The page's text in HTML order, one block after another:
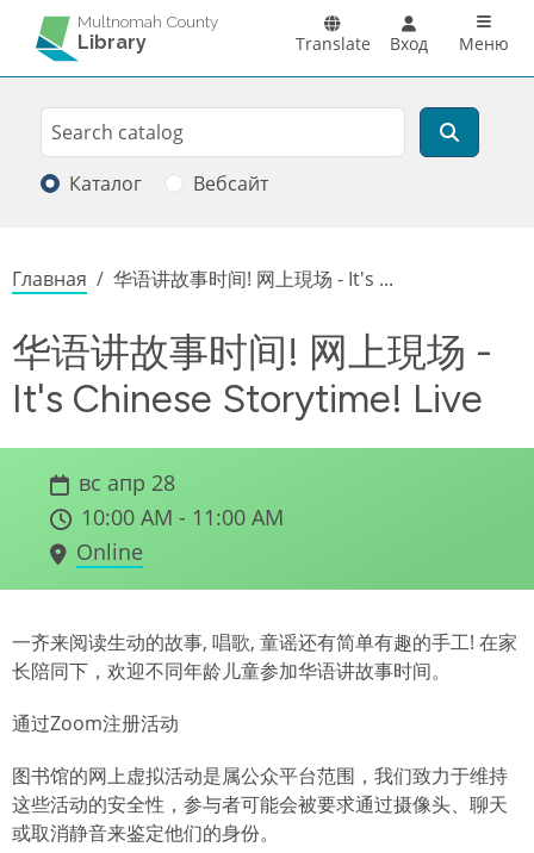
Перейти к основному содержанию
Multnomah County
Library Translate Вход Main
Меню
Search
Поиск
Каталог Вебсайт
Строка навигации
Главная 华语讲故事时间! 网上現场 - It's ...
华语讲故事时间! 网上現场 -
It's Chinese Storytime! Live
вс апр 28
10:00 AM - 11:00 AM
Online
一齐来阅读生动的故事, 唱歌, 童谣还有简单有趣的手工! 在家
长陪同下，欢迎不同年龄儿童参加华语讲故事时间。
通过Zoom注册活动
图书馆的网上虚拟活动是属公众平台范围，我们致力于维持
这些活动的安全性，参与者可能会被要求通过摄像头、聊天
或取消静音来鉴定他们的身份。